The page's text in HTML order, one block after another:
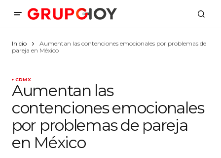
Inicio
Aumentan las contenciones emocionales por problemas de
pareja en México
CDMX
Aumentan las
contenciones emocionales
por problemas de pareja
en México